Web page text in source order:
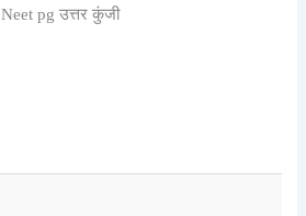
Neet pg उत्तर कुंजी